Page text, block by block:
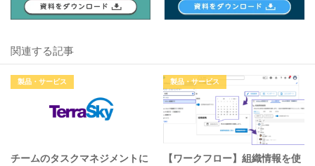
関連する記事
製品・サービス
チームのタスクマネジメントに
製品・サービス
【ワークフロー】組織情報を使